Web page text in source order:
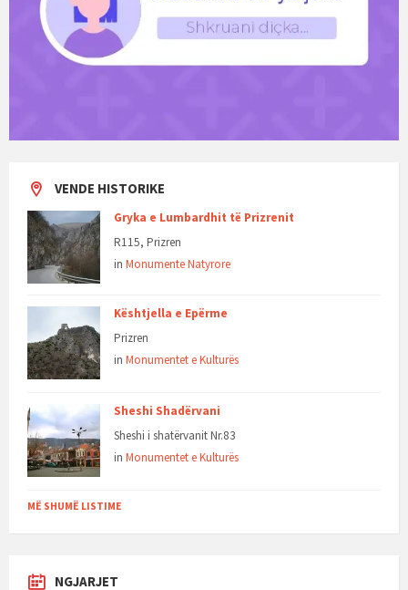
VENDE HISTORIKE
Gryka e Lumbardhit të Prizrenit
R115, Prizren
in Monumente Natyrore
Kështjella e Epërme
Prizren
in Monumentet e Kulturës
Sheshi Shadërvani
Sheshi i shatërvanit Nr.83
in Monumentet e Kulturës
MË SHUMË LISTIME
NGJARJET